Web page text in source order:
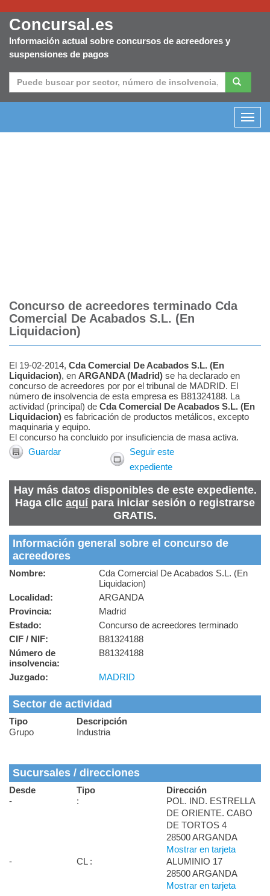
Concursal.es
Información actual sobre concursos de acreedores y
suspensiones de pagos
Concurso de acreedores terminado Cda
Comercial De Acabados S.L. (En
Liquidacion)
El 19-02-2014, Cda Comercial De Acabados S.L. (En
Liquidacion), en ARGANDA (Madrid) se ha declarado en
concurso de acreedores por por el tribunal de MADRID. El
número de insolvencia de esta empresa es B81324188. La
actividad (principal) de Cda Comercial De Acabados S.L. (En
Liquidacion) es fabricación de productos metálicos, excepto
maquinaria y equipo.
El concurso ha concluido por insuficiencia de masa activa.
Guardar
Seguir este
expediente
Hay más datos disponibles de este expediente.
Haga clic aquí para iniciar sesión o registrarse
GRATIS.
Información general sobre el concurso de
acreedores
Nombre:
Cda Comercial De Acabados S.L. (En
Liquidacion)
Localidad:
ARGANDA
Provincia:
Madrid
Estado:
Concurso de acreedores terminado
CIF / NIF:
B81324188
Número de
insolvencia:
B81324188
Juzgado: MADRID
Sector de actividad
Tipo
Descripción
Grupo
Industria
Sucursales / direcciones
Desde Tipo
Dirección
-
:
POL. IND. ESTRELLA
DE ORIENTE. CABO
DE TORTOS 4
28500 ARGANDA
Mostrar en tarjeta
-
CL :
ALUMINIO 17
28500 ARGANDA
Mostrar en tarjeta